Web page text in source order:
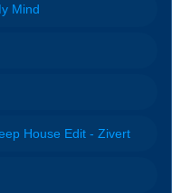
Mind
House Edit - Zivert